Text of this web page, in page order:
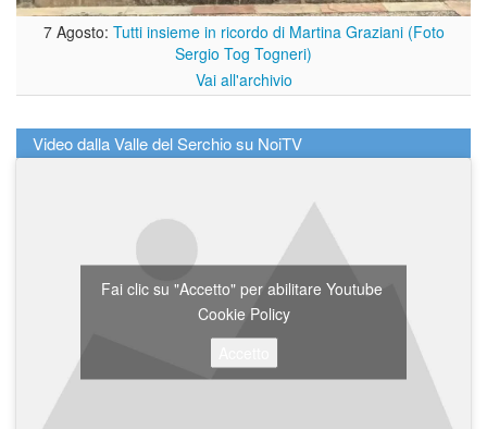
7 Agosto: Tutti insieme in ricordo di Martina Graziani (Foto
Sergio Tog Togneri)
Vai all'archivio
Video dalla Valle del Serchio su NoiTV
Fai clic su "Accetto" per abilitare Youtube
Cookie Policy